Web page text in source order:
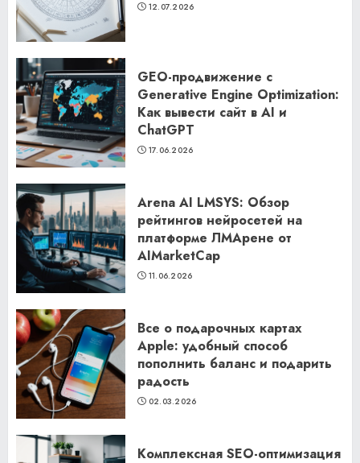
12.07.2026
GEO-продвижение с
Generative Engine Optimization:
Как вывести сайт в AI и
ChatGPT
17.06.2026
Arena AI LMSYS: Обзор
рейтингов нейросетей на
платформе ЛМАрене от
AIMarketCap
11.06.2026
Все о подарочных картах
Apple: удобный способ
пополнить баланс и подарить
радость
02.03.2026
Комплексная SEO-оптимизация